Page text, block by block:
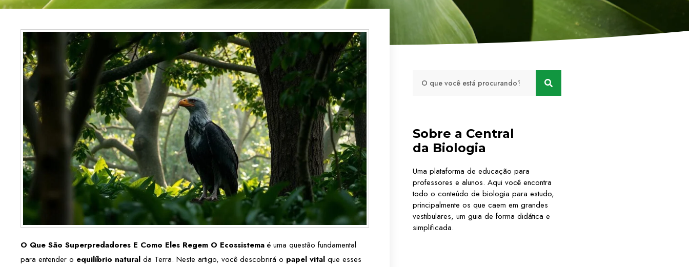
O Que São Superpredadores E Como Eles Regem O Ecossistema é uma questão fundamental
para entender o equilíbrio natural da Terra. Neste artigo, você descobrirá o papel vital que esses
Sobre a Central
da Biologia
Uma plataforma de educação para
professores e alunos. Aqui você encontra
todo o conteúdo de biologia para estudo,
principalmente os que caem em grandes
vestibulares, um guia de forma didática e
simplificada.